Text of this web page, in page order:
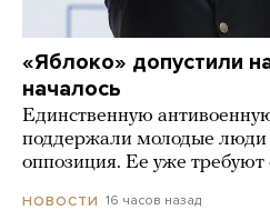
«Яблоко» допустили
началось
Единственную
поддержали молодые люди
оппозиция. Ее уже требуют
НОВОСТИ 16 часов назад